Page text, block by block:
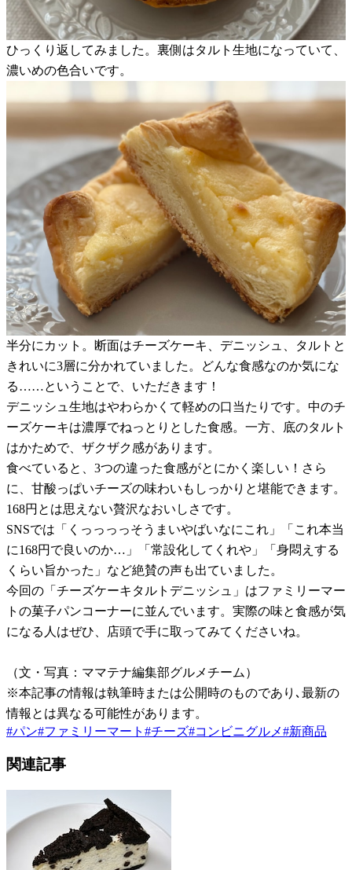
ひっくり返してみました。裏側はタルト生地になっていて、
濃いめの色合いです。
半分にカット。断面はチーズケーキ、デニッシュ、タルトと
きれいに3層に分かれていました。どんな食感なのか気にな
る……ということで、いただきます！
デニッシュ生地はやわらかくて軽めの口当たりです。中のチ
ーズケーキは濃厚でねっとりとした食感。一方、底のタルト
はかためで、ザクザク感があります。
食べていると、3つの違った食感がとにかく楽しい！さら
に、甘酸っぱいチーズの味わいもしっかりと堪能できます。
168円とは思えない贅沢なおいしさです。
SNSでは「くっっっっそうまいやばいなにこれ」「これ本当
に168円で良いのか…」「常設化してくれや」「身悶えする
くらい旨かった」など絶賛の声も出ていました。
今回の「チーズケーキタルトデニッシュ」はファミリーマー
トの菓子パンコーナーに並んでいます。実際の味と食感が気
になる人はぜひ、店頭で手に取ってみてくださいね。
（文・写真：ママテナ編集部グルメチーム）
※本記事の情報は執筆時または公開時のものであり､最新の
情報とは異なる可能性があります。
#パン#ファミリーマート #チーズ#コンビニグルメ#新商品
関連記事